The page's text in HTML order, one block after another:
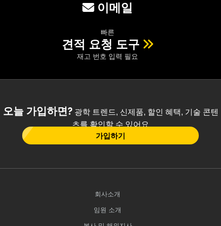
이메일
빠른
견적 요청 도구
재고 번호 입력 필요
오늘 가입하면?광학 트렌드, 신제품, 할인 혜택, 기술 콘텐
츠를 확인할 수 있어요
가입하기
회사소개
임원 소개